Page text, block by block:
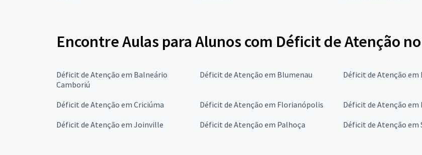
Encontre Aulas para Alunos com Déficit de Atenção
Déficit de Atenção em Balneário
Camboriú
Déficit de Atenção em Blumenau Déficit de Atenção em
Déficit de Atenção em Criciúma Déficit de Atenção em Florianópolis Déficit de Atenção em
Déficit de Atenção em Joinville
Déficit de Atenção em Palhoça Déficit de Atenção em